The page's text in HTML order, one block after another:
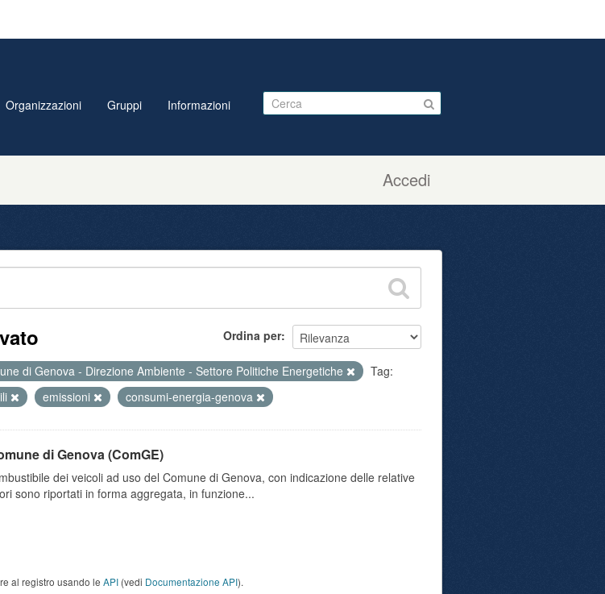
Accedi
Organizzazioni Gruppi Informazioni
Ordina per
di Genova - Direzione Ambiente - Settore Politiche Energetiche
Tag:
emissioni consumi-energia-genova
di Genova (ComGE)
dei veicoli ad uso del Comune di Genova, con indicazione delle relative
sono riportati in forma aggregata, in funzione...
al registro usando le API (vedi Documentazione API).